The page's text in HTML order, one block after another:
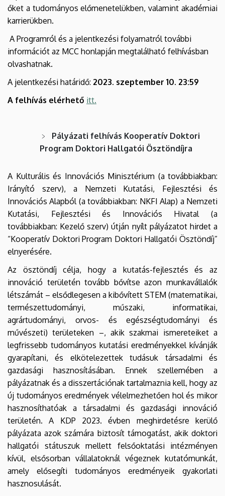
őket a tudományos előmenetelükben, valamint akadémiai
karrierükben.
A Programról és a jelentkezési folyamatról további
információt az MCC honlapján megtalálható felhívásban
olvashatnak.
A jelentkezési határidő: 2023. szeptember 10. 23:59
A felhívás elérhető itt.
Pályázati felhívás Kooperatív Doktori
Program Doktori Hallgatói Ösztöndíjra
A Kulturális és Innovációs Minisztérium (a továbbiakban:
Irányító szerv), a Nemzeti Kutatási, Fejlesztési és
Innovációs Alapból (a továbbiakban: NKFI Alap) a Nemzeti
Kutatási, Fejlesztési és Innovációs Hivatal (a
továbbiakban: Kezelő szerv) útján nyílt pályázatot hirdet a
“Kooperatív Doktori Program Doktori Hallgatói Ösztöndíj”
elnyerésére.
Az ösztöndíj célja, hogy a kutatás-fejlesztés és az
innováció területén tovább bővítse azon munkavállalók
létszámát – elsődlegesen a kibővített STEM (matematikai,
természettudományi, műszaki, informatikai,
agrártudományi, orvos- és egészségtudományi és
művészeti) területeken –, akik szakmai ismereteiket a
legfrissebb tudományos kutatási eredményekkel kívánják
gyarapítani, és elkötelezettek tudásuk társadalmi és
gazdasági hasznosításában. Ennek szellemében a
pályázatnak és a disszertációnak tartalmaznia kell, hogy az
új tudományos eredmények vélelmezhetően hol és mikor
hasznosíthatóak a társadalmi és gazdasági innováció
területén. A KDP 2023. évben meghirdetésre kerülő
pályázata azok számára biztosít támogatást, akik doktori
hallgatói státuszuk mellett felsőoktatási intézményen
kívül, elsősorban vállalatoknál végeznek kutatómunkát,
amely elősegíti tudományos eredményeik gyakorlati
hasznosulását.